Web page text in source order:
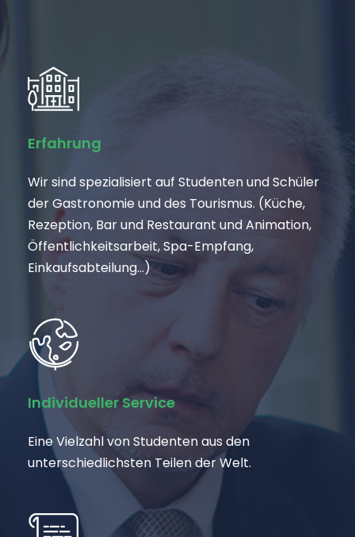
Erfahrung
Wir sind spezialisiert auf Studenten und Schüler
der Gastronomie und des Tourismus. (Küche,
Rezeption, Bar und Restaurant und Animation,
Öffentlichkeitsarbeit, Spa-Empfang,
Einkaufsabteilung…)
Individueller Service
Eine Vielzahl von Studenten aus den
unterschiedlichsten Teilen der Welt.